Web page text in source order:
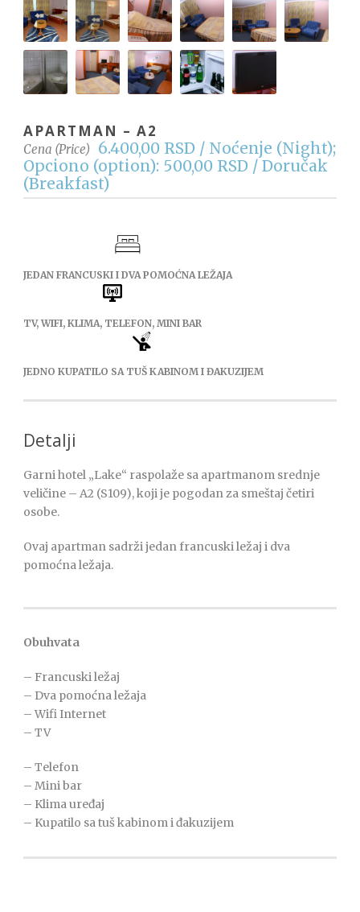
APARTMAN – A2
Cena (Price)
6.400,00 RSD / Noćenje (Night);
Opciono (option): 500,00 RSD / Doručak
(Breakfast)
JEDAN FRANCUSKI I DVA POMOĆNA LEŽAJA
TV, WIFI, KLIMA, TELEFON, MINI BAR
JEDNO KUPATILO SA TUŠ KABINOM I ĐAKUZIJEM
Detalji
Garni hotel „Lake“ raspolaže sa apartmanom srednje
veličine – A2 (S109), koji je pogodan za smeštaj četiri
osobe.
Ovaj apartman sadrži jedan francuski ležaj i dva
pomoćna ležaja.
Obuhvata
– Francuski ležaj
– Dva pomoćna ležaja
– Wifi Internet
– TV
– Telefon
– Mini bar
– Klima uređaj
– Kupatilo sa tuš kabinom i đakuzijem